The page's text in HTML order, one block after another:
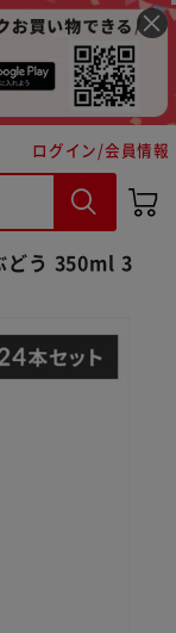
ログイン/会員情報
どう 350ml 3